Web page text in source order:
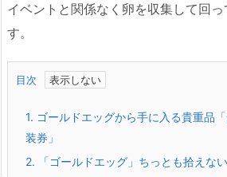
イベントと関係なく卵を収集して回
す。
目次
1. ゴールドエッグから手に入る貴重品
装券」
2. 「ゴールドエッグ」ちっとも拾えな